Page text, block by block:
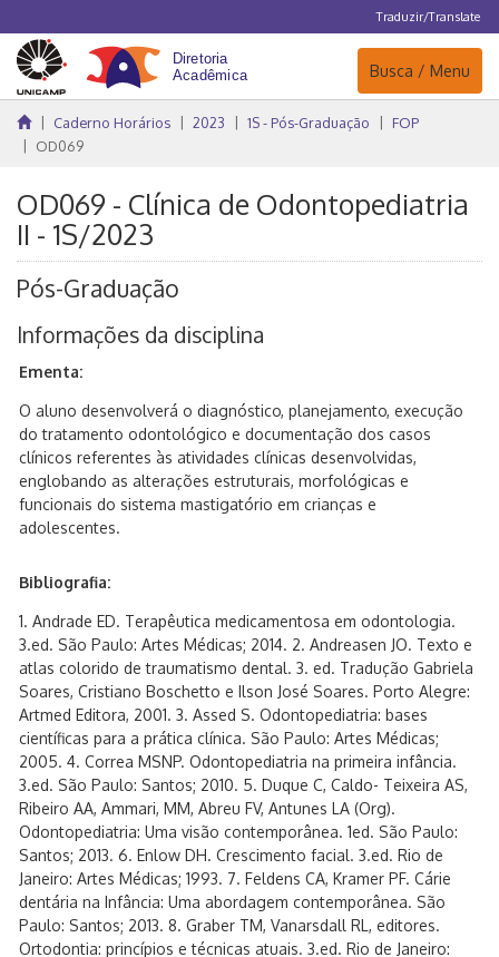
Traduzir/Translate
Navegação
Busca / Menu
Caderno Horários 2023 1S - Pós-Graduação
FOP
OD069
OD069 - Clínica de Odontopediatria
II - 1S/2023
Pós-Graduação
Informações da disciplina
Ementa:
O aluno desenvolverá o diagnóstico, planejamento, execução
do tratamento odontológico e documentação dos casos
clínicos referentes às atividades clínicas desenvolvidas,
englobando as alterações estruturais, morfológicas e
funcionais do sistema mastigatório em crianças e
adolescentes.
Bibliografia:
1. Andrade ED. Terapêutica medicamentosa em odontologia.
3.ed. São Paulo: Artes Médicas; 2014. 2. Andreasen JO. Texto e
atlas colorido de traumatismo dental. 3. ed. Tradução Gabriela
Soares, Cristiano Boschetto e Ilson José Soares. Porto Alegre:
Artmed Editora, 2001. 3. Assed S. Odontopediatria: bases
científicas para a prática clínica. São Paulo: Artes Médicas;
2005. 4. Correa MSNP. Odontopediatria na primeira infância.
3.ed. São Paulo: Santos; 2010. 5. Duque C, Caldo- Teixeira AS,
Ribeiro AA, Ammari, MM, Abreu FV, Antunes LA (Org).
Odontopediatria: Uma visão contemporânea. 1ed. São Paulo:
Santos; 2013. 6. Enlow DH. Crescimento facial. 3.ed. Rio de
Janeiro: Artes Médicas; 1993. 7. Feldens CA, Kramer PF. Cárie
dentária na Infância: Uma abordagem contemporânea. São
Paulo: Santos; 2013. 8. Graber TM, Vanarsdall RL, editores.
Ortodontia: princípios e técnicas atuais. 3.ed. Rio de Janeiro: